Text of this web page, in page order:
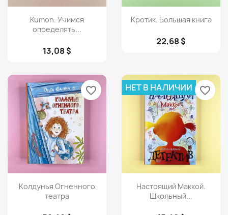
Просмотр
Kumon. Учимся
определять...
13,08 $
 Просмотр
Кротик. Большая книга
22,68 $
Просмотр
Колдунья Огненного
театра
favorite_border
Просмотр
Настоящий Маккой.
Школьный...
НЕТ В НАЛИЧИИ favorite_border